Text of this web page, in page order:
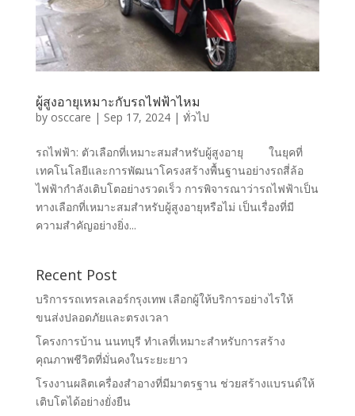
ผู้สูงอายุเหมาะกับรถไฟฟ้าไหม
by osccare | Sep 17, 2024| ทั่วไป
รถไฟฟ้า: ตัวเลือกที่เหมาะสมสำหรับผู้สูงอายุ ในยุคที่
เทคโนโลยีและการพัฒนาโครงสร้างพื้นฐานอย่างรถสี่ล้อ
ไฟฟ้ากำลังเติบโตอย่างรวดเร็ว การพิจารณาว่ารถไฟฟ้าเป็น
ทางเลือกที่เหมาะสมสำหรับผู้สูงอายุหรือไม่ เป็นเรื่องที่มี
ความสำคัญอย่างยิ่ง...
Recent Post
บริการรถเทรลเลอร์กรุงเทพ เลือกผู้ให้บริการอย่างไรให้
ขนส่งปลอดภัยและตรงเวลา
โครงการบ้าน นนทบุรี ทำเลที่เหมาะสำหรับการสร้าง
คุณภาพชีวิตที่มั่นคงในระยะยาว
โรงงานผลิตเครื่องสำอางที่มีมาตรฐาน ช่วยสร้างแบรนด์ให้
เติบโตได้อย่างยั่งยืน